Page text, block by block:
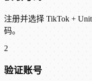
注册并选择 TikTok +
码。
2
验证账号